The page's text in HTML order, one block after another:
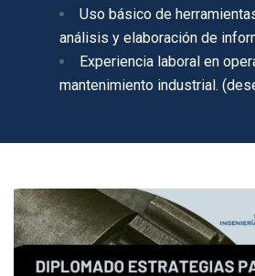
Uso básico de
análisis y elaboración de
Experiencia laboral en
mantenimiento industrial.